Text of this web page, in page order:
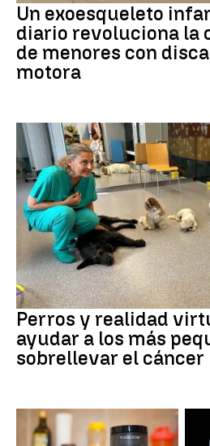
Un exoesqueleto
diario revoluciona la
de menores con
motora
Galicia
Perros y realidad
ayudar a los más
sobrellevar el cáncer